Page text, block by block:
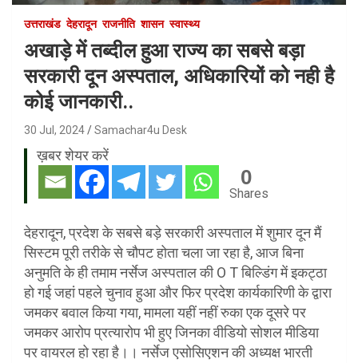
उत्तराखंड देहरादून राजनीति शासन स्वास्थ्य
अखाड़े में तब्दील हुआ राज्य का सबसे बड़ा
सरकारी दून अस्पताल, अधिकारियों को नही है
कोई जानकारी..
30 Jul, 2024 Samachar4u Desk
ख़बर शेयर करें
0
Shares
देहरादून, प्रदेश के सबसे बड़े सरकारी अस्पताल में शुमार दून मैं
सिस्टम पूरी तरीके से चौपट होता चला जा रहा है, आज बिना
अनुमति के ही तमाम नर्सेज अस्पताल की O T बिल्डिंग में इकट्ठा
हो गई जहां पहले चुनाव हुआ और फिर प्रदेश कार्यकारिणी के द्वारा
जमकर बवाल किया गया, मामला यहीं नहीं रुका एक दूसरे पर
जमकर आरोप प्रत्यारोप भी हुए जिनका वीडियो सोशल मीडिया
पर वायरल हो रहा है।। नर्सेज एसोसिएशन की अध्यक्ष भारती